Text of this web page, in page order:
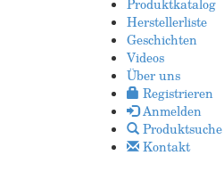
Produktkatalog
Herstellerliste
Geschichten
Videos
Über uns
Registrieren
Anmelden
Produktsuche
Kontakt